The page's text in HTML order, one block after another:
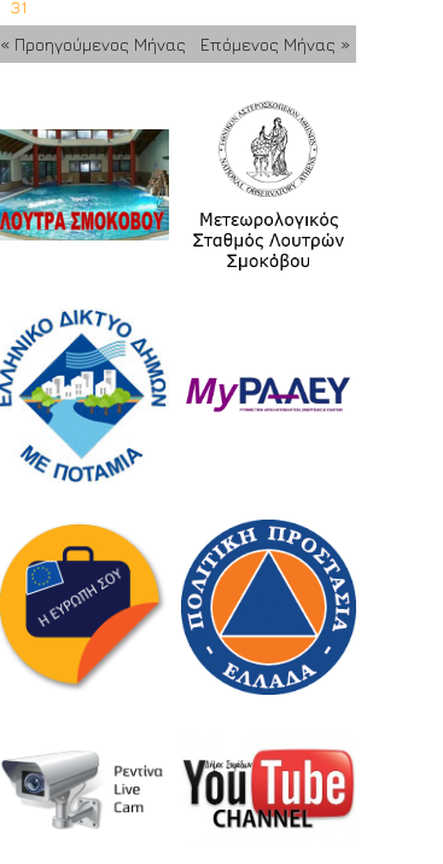
31
« Προηγούμενος Μήνας
Επόμενος Μήνας »